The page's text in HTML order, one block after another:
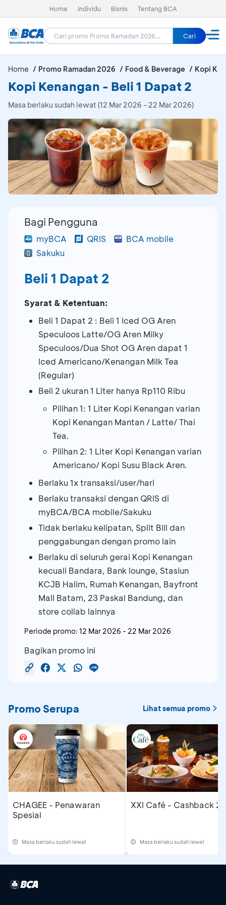
Home Individu Bisnis Tentang BCA
Cari
Home Promo Ramadan 2026 Food & Beverage Kopi
Kopi Kenangan - Beli 1 Dapat 2
Masa berlaku sudah lewat (12 Mar 2026 - 22 Mar 2026)
Bagi Pengguna
myBCA QRIS
BCA mobile
Sakuku
Beli 1 Dapat 2
Syarat & Ketentuan:
Beli 1 Dapat 2 : Beli 1 Iced OG Aren
Speculoos Latte/OG Aren Milky
Speculoos/Dua Shot OG Aren dapat 1
Iced Americano/Kenangan Milk Tea
(Regular)
Beli 2 ukuran 1 Liter hanya Rp110 Ribu
Pilihan 1: 1 Liter Kopi Kenangan varian
Kopi Kenangan Mantan / Latte/ Thai
Tea.
Pilihan 2: 1 Liter Kopi Kenangan varian
Americano/ Kopi Susu Black Aren.
Berlaku 1x transaksi/user/hari
Berlaku transaksi dengan QRIS di
myBCA/BCA mobile/Sakuku
Tidak berlaku kelipatan, Split Bill dan
penggabungan dengan promo lain
Berlaku di seluruh gerai Kopi Kenangan
kecuali Bandara, Bank lounge, Stasiun
KCJB Halim, Rumah Kenangan, Bayfront
Mall Batam, 23 Paskal Bandung, dan
store collab lainnya
Periode promo: 12 Mar 2026 - 22 Mar 2026
Bagikan promo ini
Promo Serupa Lihat semua promo
CHAGEE - Penawaran
Spesial
Masa berlaku sudah lewat
XXI Café - Cashback
Masa berlaku sudah lewat